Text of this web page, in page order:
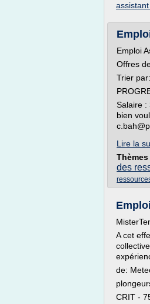
Emploi
Offres
Trier
Salaire :
bien
Lire la
des
A cet
de:
CRIT -